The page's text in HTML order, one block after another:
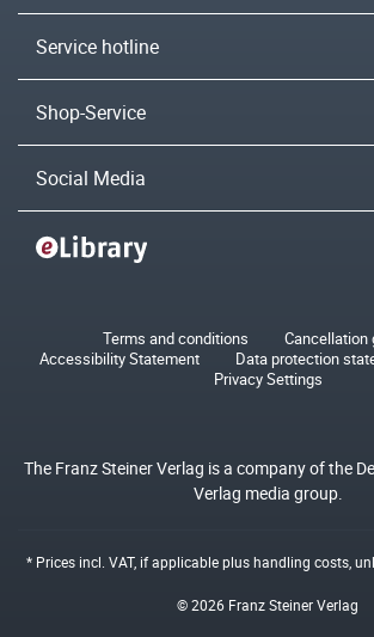
Service hotline
Shop-Service
Social Media
Terms and conditions
Cancellation
Accessibility Statement
Data protection
Privacy Settings
The Franz Steiner Verlag is a company of the
Verlag media group.
* Prices incl. VAT, if applicable plushandling costs,
© 2026 Franz Steiner Verlag